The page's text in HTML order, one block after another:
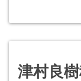
津村良